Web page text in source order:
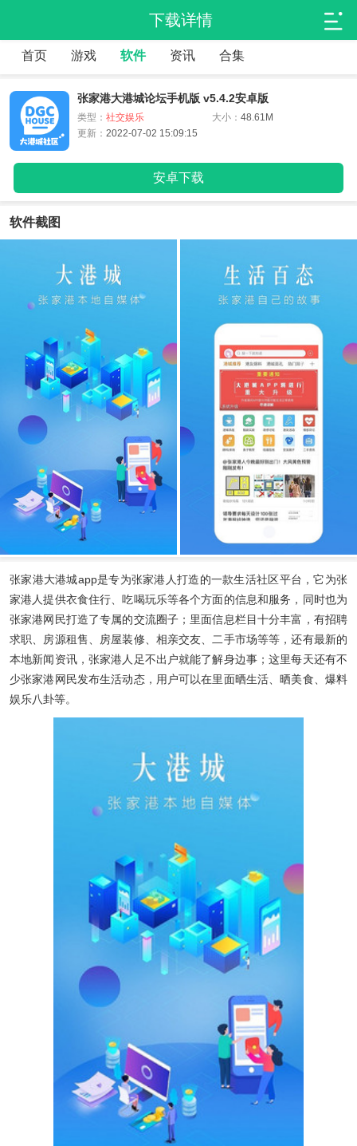
下载详情
首页 游戏 软件 资讯 合集
张家港大港城论坛手机版 v5.4.2安卓版
类型： 社交娱乐 大小：48.61M
更新： 2022-07-02 15:09:15
安卓下载
软件截图
张家港大港城app是专为张家港人打造的一款生活社区平台，它为张
家港人提供衣食住行、吃喝玩乐等各个方面的信息和服务，同时也为
张家港网民打造了专属的交流圈子；里面信息栏目十分丰富，有招聘
求职、房源租售、房屋装修、相亲交友、二手市场等等，还有最新的
本地新闻资讯，张家港人足不出户就能了解身边事；这里每天还有不
少张家港网民发布生活动态，用户可以在里面晒生活、晒美食、爆料
娱乐八卦等。